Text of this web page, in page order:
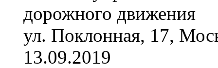
дорожного движения
ул. Поклонная, 17,
13.09.2019